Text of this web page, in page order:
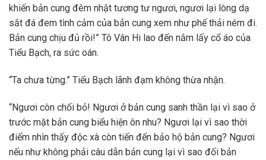
khiến bản cung đêm nhật tương tư ngươi, ngươi lại lòng dạ
sắt đá đem tình cảm của bản cung xem như phế thải ném đi.
Bản cung chịu đủ rồi!” Tô Vân Hi lao đến nắm lấy cổ áo của
Tiểu Bạch, ra sức oán.
“Ta chưa từng.” Tiểu Bạch lãnh đạm không thừa nhận.
“Ngươi còn chối bỏ! Ngươi ở bản cung sanh thần lại vì sao ở
trước mặt bản cung biểu hiện ôn nhu? Ngươi lại vì sao thời
điểm nhìn thấy độc xà còn tiến đến bảo hộ bản cung? Ngươi
nếu như không phải câu dẫn bản cung lại vì sao đối bản